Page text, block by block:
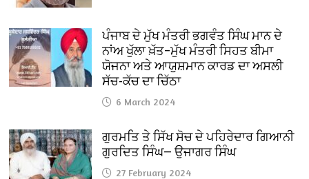
ਪੰਜਾਬ ਦੇ ਮੁੱਖ ਮੰਤਰੀ ਭਗਵੰਤ ਸਿੰਘ ਮਾਨ ਦੇ
ਨਾਂਅ ਖੁੱਲਾ ਖ਼ੱਤ–ਮੁੱਖ ਮੰਤਰੀ ਸਿਹਤ ਬੀਮਾ
ਯੋਜਨਾ ਅਤੇ ਆਯੁਸ਼ਮਾਨ ਕਾਰਡ ਦਾ ਅਸਲੀ
ਸੱਚ-ਕੱਚ ਦਾ ਚਿੱਠਾ
6 March 2024
ਗੁਰਮਤਿ ਤੇ ਸਿੱਖ ਸੋਚ ਦੇ ਪਹਿਰੇਦਾਰ ਗਿਆਨੀ
ਗੁਰਦਿਤ ਸਿੰਘ— ਉਜਾਗਰ ਸਿੰਘ
27 February 2024